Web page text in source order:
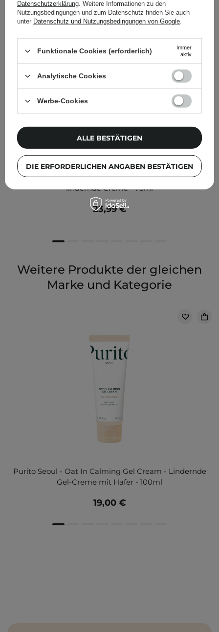
Etude House - Soon Jung Hydro Barrier Cream - Sanfte,
lindernde Creme - 75ml
23,99 €
Weitere Produkte der gleichen
Marke und Kategorie
Purito Seoul - Oat In Calming Gel Cream - Lindernde
Gel-Creme mit Hafer - 100ml
19,00 €
Datenschutzerklärung . Weitere Informationen zu den
Nutzungsbedingungen und zum Datenschutz finden Sie auch
unter Datenschutz und Nutzungsbedingungen von Google
Funktionale Cookies (erforderlich)
Immer
aktiv
Analytische Cookies
Werbe-Cookies
DIE ERFORDERLICHEN ANGABEN BESTÄTIGEN
ALLE BESTÄTIGEN